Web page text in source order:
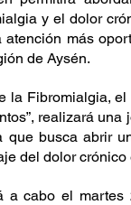
y el dolor
atención más
de Aysén.
la Fibromialgia,
realizará
que busca abrir
del dolor crónico
a cabo el